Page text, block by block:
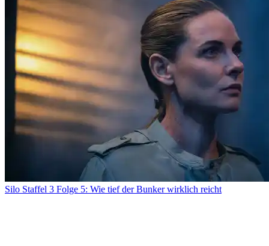
Silo Staffel 3 Folge 5: Wie tief der Bunker wirklich reicht